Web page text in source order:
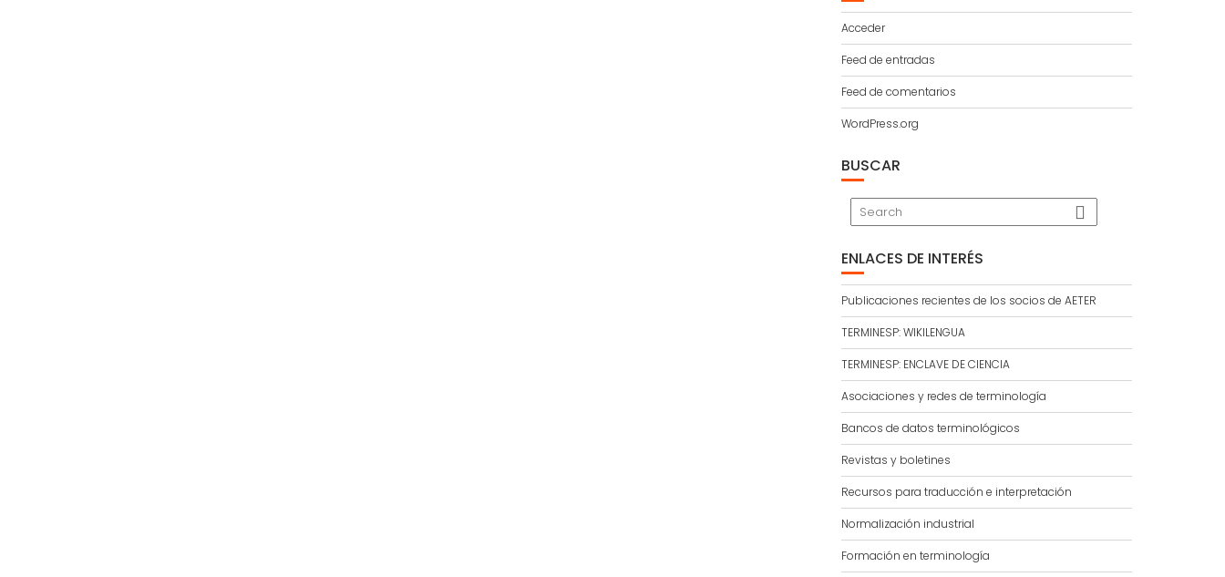
Acceder
Feed de entradas
Feed de comentarios
WordPress.org
BUSCAR
ENLACES DE INTERÉS
Publicaciones recientes de los socios de AETER
TERMINESP: WIKILENGUA
TERMINESP: ENCLAVE DE CIENCIA
Asociaciones y redes de terminología
Bancos de datos terminológicos
Revistas y boletines
Recursos para traducción e interpretación
Normalización industrial
Formación en terminología